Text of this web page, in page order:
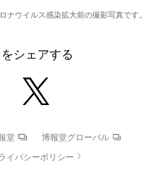
ウイルス感染拡大前の撮影写真です。
シェアする
堂 博報堂グローバル
イバシーポリシー